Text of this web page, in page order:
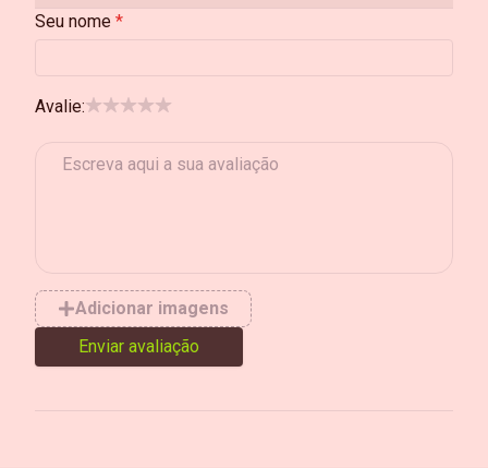
Seu nome
Avalie:
Adicionar imagens
Enviar avaliação